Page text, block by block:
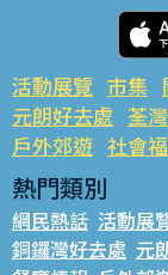
活動展覽 市集
元朗好去處 荃
戶外郊遊 社會
熱門類別
網民熱話 活動展
銅鑼灣好去處 元